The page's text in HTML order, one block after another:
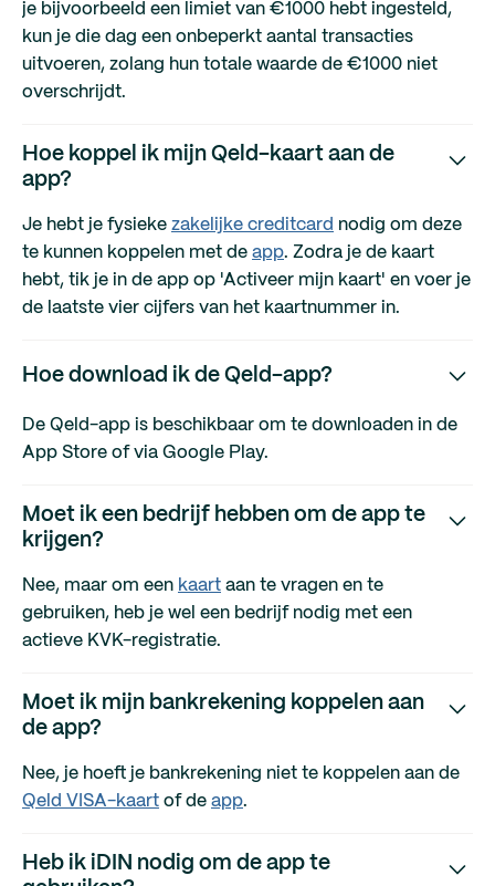
je bijvoorbeeld een limiet van €1000 hebt ingesteld,
kun je die dag een onbeperkt aantal transacties
uitvoeren, zolang hun totale waarde de €1000 niet
overschrijdt.
Hoe koppel ik mijn Qeld-kaart aan de
app?
Je hebt je fysieke zakelijke creditcard nodig om deze
te kunnen koppelen met de app. Zodra je de kaart
hebt, tik je in de app op 'Activeer mijn kaart' en voer je
de laatste vier cijfers van het kaartnummer in.
Hoe download ik de Qeld-app?
De Qeld-app is beschikbaar om te downloaden in de
App Store of via Google Play.
Moet ik een bedrijf hebben om de app te
krijgen?
Nee, maar om een kaart aan te vragen en te
gebruiken, heb je wel een bedrijf nodig met een
actieve KVK-registratie.
Moet ik mijn bankrekening koppelen aan
de app?
Nee, je hoeft je bankrekening niet te koppelen aan de
Qeld VISA-kaart of de app.
Heb ik iDIN nodig om de app te